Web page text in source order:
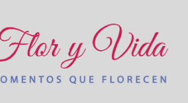
🚚
Envío en Cali